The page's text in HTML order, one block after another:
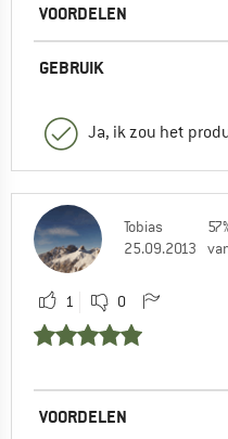
VOORDELEN
GEBRUIK
Ja, ik zou het
Tobias
25.09.2013
1 0
VOORDELEN